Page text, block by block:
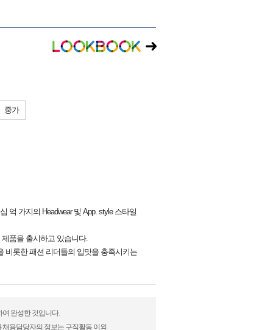
중가
억 가지의 Headwear 및 App. style 스타일
품을 출시하고 있습니다.
비롯한 패션 리더들의 입맛을 충족시키는
여 완성한 것입니다.
용담당자의 정보는 구직활동 이외